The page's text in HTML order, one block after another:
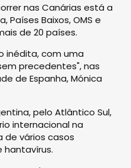
nas Canárias está a
Países Baixos, OMS e
de 20 países.
inédita, com uma
precedentes", nas
de Espanha, Mónica
pelo Atlântico Sul,
internacional na
de vários casos
hantavírus.